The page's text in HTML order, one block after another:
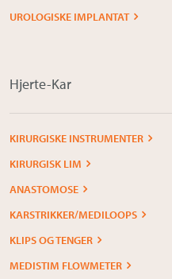
UROLOGISKE IMPLANTAT
Hjerte-Kar
KIRURGISKE INSTRUMENTER
KIRURGISK LIM
ANASTOMOSE
KARSTRIKKER/MEDILOOPS
KLIPS OG TENGER
MEDISTIM FLOWMETER